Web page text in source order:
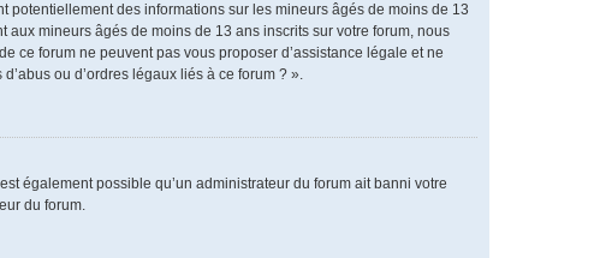
potentiellement des informations sur les mineurs âgés de moins de 13
mineurs âgés de moins de 13 ans inscrits sur votre forum, nous
ce forum ne peuvent pas vous proposer d’assistance légale et ne
ou d’ordres légaux liés à ce forum ? ».
également possible qu’un administrateur du forum ait banni votre
du forum.